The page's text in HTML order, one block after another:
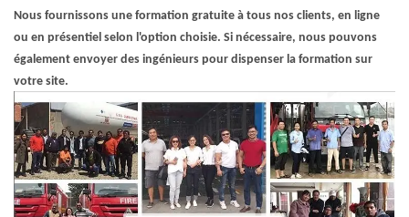
Nous fournissons une formation gratuite à tous nos clients, en ligne
ou en présentiel selon l'option choisie. Si nécessaire, nous pouvons
également envoyer des ingénieurs pour dispenser la formation sur
votre site.